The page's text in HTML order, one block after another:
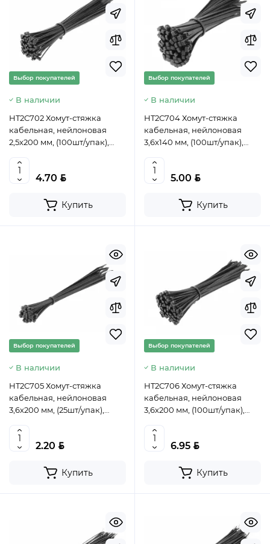
Выбор покупателей
В наличии
HT2C702 Хомут-стяжка
кабельная, нейлоновая
2,5х200 мм, (100шт/упак),
5902801450433 (CN)
4.70 BYN
Купить
Выбор покупателей
В наличии
HT2C704 Хомут-стяжка
кабельная, нейлоновая
3,6х140 мм, (100шт/упак),
5902801450471 (CN)
5.00 BYN
Купить
Выбор покупателей
В наличии
HT2C705 Хомут-стяжка
кабельная, нейлоновая
3,6х200 мм, (25шт/упак),
5902801450501 (CN)
2.20 BYN
Купить
Выбор покупателей
В наличии
HT2C706 Хомут-стяжка
кабельная, нейлоновая
3,6х200 мм, (100шт/упак),
5902801450525 (CN)
6.95 BYN
Купить